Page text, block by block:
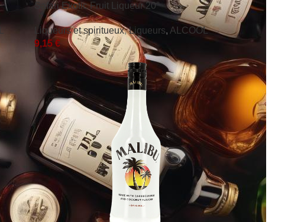
Safari Exotic Fruit Liqueur 20°
Liqueurs et spiritueux, Liqueurs, ALCOOL
9,15 €